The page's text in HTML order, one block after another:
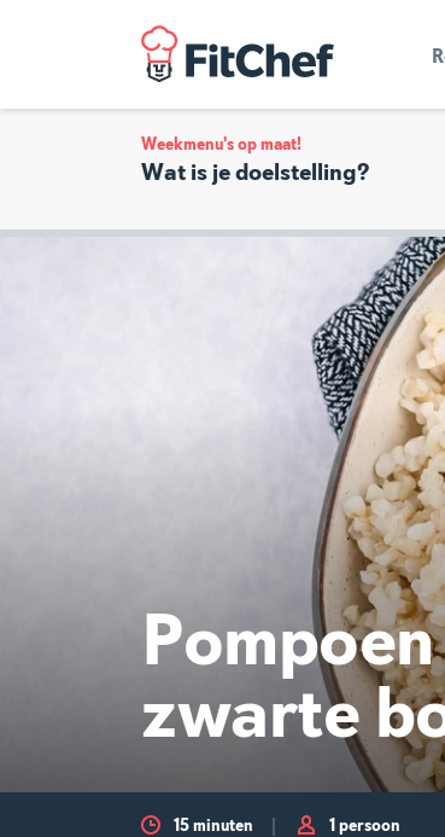
Weekmenu's op maat!
Wat is je doelstelling?
zwarte
15 minuten 1 persoon